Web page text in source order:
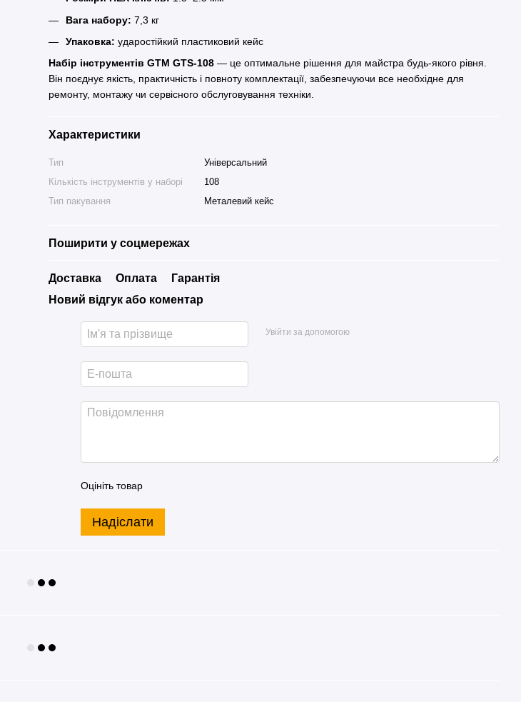
Вага набору: 7,3 кг
Упаковка: ударостійкий пластиковий кейс
Набір інструментів GTM GTS-108 — це оптимальне рішення для майстра будь-якого рівня.
Він поєднує якість, практичність і повноту комплектації, забезпечуючи все необхідне для
ремонту, монтажу чи сервісного обслуговування техніки.
Характеристики
Тип
Універсальний
Кількість інструментів у наборі
108
Тип пакування
Металевий кейс
Поширити у соцмережах
Доставка Оплата
Гарантія
Новий відгук або коментар
Увійти за допомогою
Оцініть товар
Надіслати